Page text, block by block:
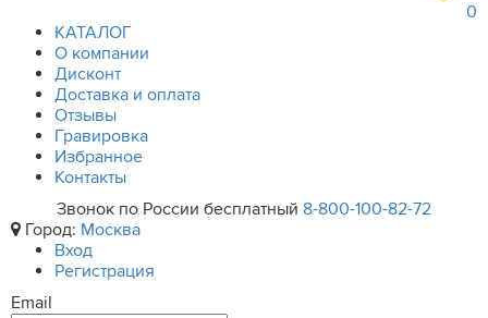
0
КАТАЛОГ
О компании
Дисконт
Доставка и оплата
Отзывы
Гравировка
Избранное
Контакты
Звонок по России бесплатный 8-800-100-82-72
Город: Москва
Вход
Регистрация
Email